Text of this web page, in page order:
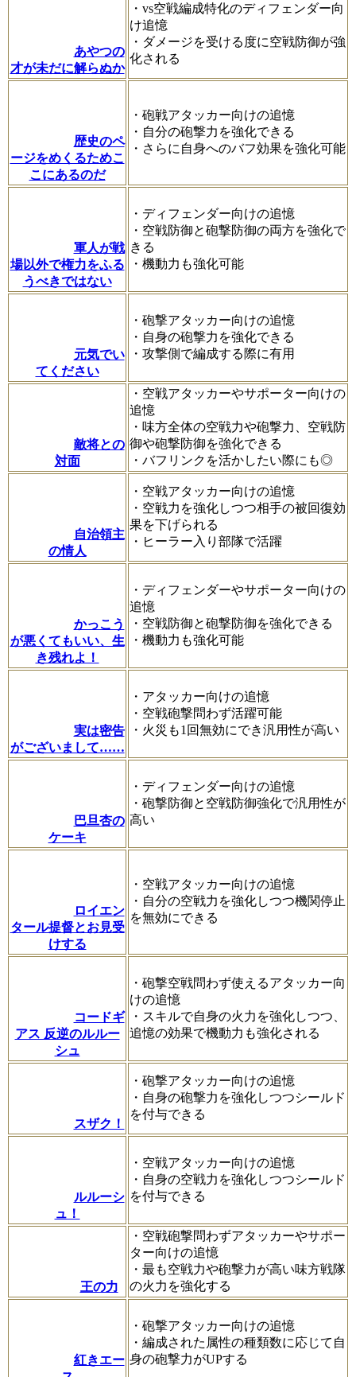
あやつの
才が未だに解らぬか
・vs空戦編成特化のディフェンダー向
け追憶
・ダメージを受ける度に空戦防御が強
化される
歴史のペ
ージをめくるためこ
こにあるのだ
・砲戦アタッカー向けの追憶
・自分の砲撃力を強化できる
・さらに自身へのバフ効果を強化可能
軍人が戦
場以外で権力をふる
うべきではない
・ディフェンダー向けの追憶
・空戦防御と砲撃防御の両方を強化で
きる
・機動力も強化可能
元気でい
てください
・砲撃アタッカー向けの追憶
・自身の砲撃力を強化できる
・攻撃側で編成する際に有用
敵将との
対面
・空戦アタッカーやサポーター向けの
追憶
・味方全体の空戦力や砲撃力、空戦防
御や砲撃防御を強化できる
・バフリンクを活かしたい際にも◎
自治領主
の情人
・空戦アタッカー向けの追憶
・空戦力を強化しつつ相手の被回復効
果を下げられる
・ヒーラー入り部隊で活躍
かっこう
が悪くてもいい、生
き残れよ！
・ディフェンダーやサポーター向けの
追憶
・空戦防御と砲撃防御を強化できる
・機動力も強化可能
実は密告
がございまして……
・アタッカー向けの追憶
・空戦砲撃問わず活躍可能
・火災も1回無効にでき汎用性が高い
巴旦杏の
ケーキ
・ディフェンダー向けの追憶
・砲撃防御と空戦防御強化で汎用性が
高い
ロイエン
タール提督とお見受
けする
・空戦アタッカー向けの追憶
・自分の空戦力を強化しつつ機関停止
を無効にできる
コードギ
アス 反逆のルルー
シュ
・砲撃空戦問わず使えるアタッカー向
けの追憶
・スキルで自身の火力を強化しつつ、
追憶の効果で機動力も強化される
スザク！
・砲撃アタッカー向けの追憶
・自身の砲撃力を強化しつつシールド
を付与できる
ルルーシ
ュ！
・空戦アタッカー向けの追憶
・自身の空戦力を強化しつつシールド
を付与できる
王の力
・空戦砲撃問わずアタッカーやサポー
ター向けの追憶
・最も空戦力や砲撃力が高い味方戦隊
の火力を強化する
紅きエー
・砲撃アタッカー向けの追憶
・編成された属性の種類数に応じて自
身の砲撃力がUPする